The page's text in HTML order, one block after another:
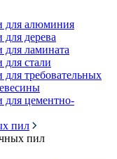
для алюминия
дерева
ламината
стали
требовательных
цементно-
пил
пил